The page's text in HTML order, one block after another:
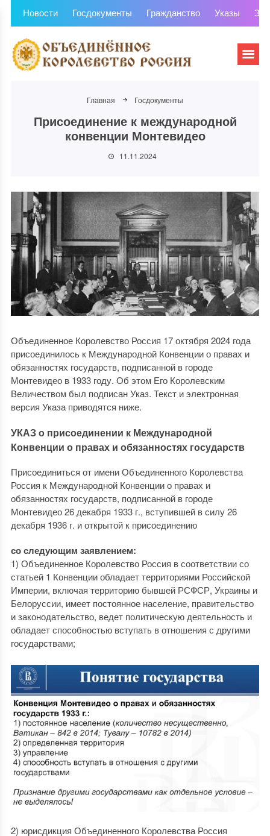
Новости Госдокументы Гражданство Указы
Главная Госдокументы
Присоединение к международной
конвенции Монтевидео
11.11.2024
Объединенное Королевство Россия 17 октября 2024 года
присоединилось к Международной Конвенции о правах и
обязанностях государств, подписанной в городе
Монтевидео в 1933 году. Об этом Его Королевским
Величеством был подписан Указ. Текст и электронная
версия Указа приводятся ниже.
УКАЗ о присоединении к Международной
Конвенции о правах и обязанностях государств
Присоединиться от имени Объединенного Королевства
Россия к Международной Конвенции о правах и
обязанностях государств, подписанной в городе
Монтевидео 26 декабря 1933 г., вступившей в силу 26
декабря 1936 г. и открытой к присоединению
со следующим заявлением:
1) Объединенное Королевство Россия в соответствии со
статьей 1 Конвенции обладает территориями Российской
Империи, включая территорию бывшей РСФСР, Украины и
Белоруссии, имеет постоянное население, правительство
и законодательство, ведет политическую деятельность и
обладает способностью вступать в отношения с другими
государствами;
2) юрисдикция Объединенного Королевства Россия